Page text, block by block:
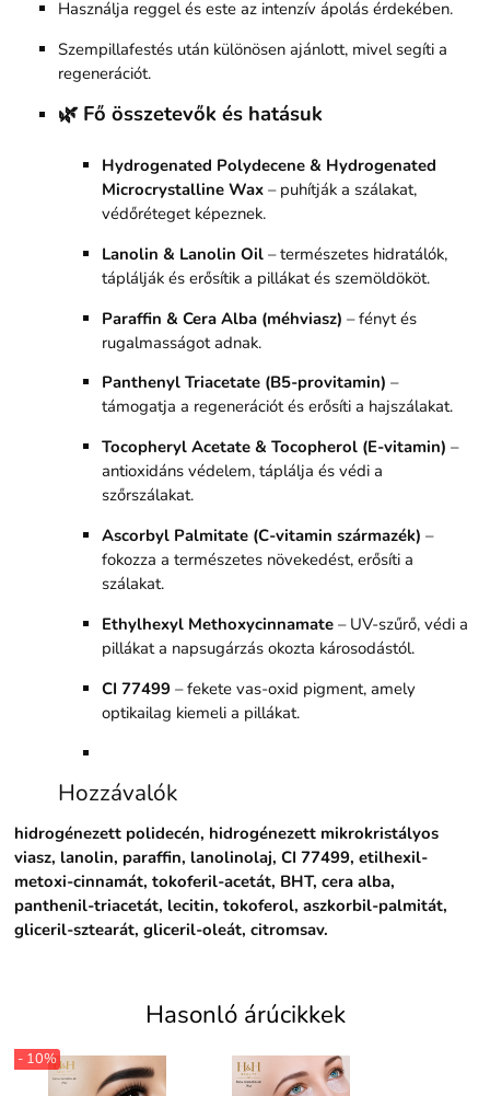
Használja reggel és este az intenzív ápolás érdekében.
Szempillafestés után különösen ajánlott, mivel segíti a
regenerációt.
🌿 Fő összetevők és hatásuk
Hydrogenated Polydecene & Hydrogenated
Microcrystalline Wax – puhítják a szálakat,
védőréteget képeznek.
Lanolin & Lanolin Oil – természetes hidratálók,
táplálják és erősítik a pillákat és szemöldököt.
Paraffin & Cera Alba (méhviasz) – fényt és
rugalmasságot adnak.
Panthenyl Triacetate (B5-provitamin) –
támogatja a regenerációt és erősíti a hajszálakat.
Tocopheryl Acetate & Tocopherol (E-vitamin) –
antioxidáns védelem, táplálja és védi a
szőrszálakat.
Ascorbyl Palmitate (C-vitamin származék) –
fokozza a természetes növekedést, erősíti a
szálakat.
Ethylhexyl Methoxycinnamate – UV-szűrő, védi a
pillákat a napsugárzás okozta károsodástól.
CI 77499 – fekete vas-oxid pigment, amely
optikailag kiemeli a pillákat.
Hozzávalók
hidrogénezett polidecén, hidrogénezett mikrokristályos
viasz, lanolin, paraffin, lanolinolaj, CI 77499, etilhexil-
metoxi-cinnamát, tokoferil-acetát, BHT, cera alba,
panthenil-triacetát, lecitin, tokoferol, aszkorbil-palmitát,
gliceril-sztearát, gliceril-oleát, citromsav.
Hasonló árúcikkek
- 10%